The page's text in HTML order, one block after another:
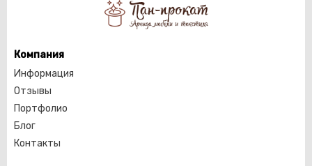
Компания
Информация
Отзывы
Портфолио
Блог
Контакты